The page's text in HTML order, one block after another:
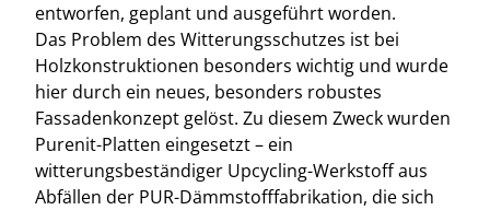
entworfen, geplant und ausgeführt worden.
Das Problem des Witterungsschutzes ist bei
Holzkonstruktionen besonders wichtig und wurde
hier durch ein neues, besonders robustes
Fassadenkonzept gelöst. Zu diesem Zweck wurden
Purenit-Platten eingesetzt – ein
witterungsbeständiger Upcycling-Werkstoff aus
Abfällen der PUR-Dämmstofffabrikation, die sich